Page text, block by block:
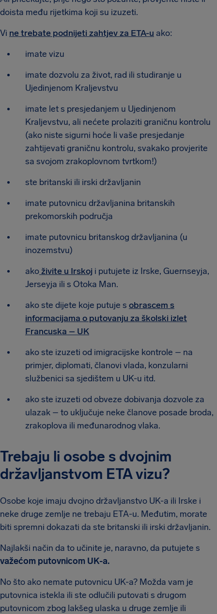
doista među rijetkima koji su izuzeti.
Vi ne trebate podnijeti zahtjev za ETA-u ako:
imate vizu
imate dozvolu za život, rad ili studiranje u
Ujedinjenom Kraljevstvu
imate let s presjedanjem u Ujedinjenom
Kraljevstvu, ali nećete prolaziti graničnu kontrolu
(ako niste sigurni hoće li vaše presjedanje
zahtijevati graničnu kontrolu, svakako provjerite
sa svojom zrakoplovnom tvrtkom!)
ste britanski ili irski državljanin
imate putovnicu državljanina britanskih
prekomorskih područja
imate putovnicu britanskog državljanina (u
inozemstvu)
akoživite u Irskoj i putujete iz Irske, Guernseyja,
Jerseyja ili s Otoka Man.
ako ste dijete koje putuje s obrascem s
informacijama o putovanju za školski izlet
Francuska – UK
ako ste izuzeti od imigracijske kontrole – na
primjer, diplomati, članovi vlada, konzularni
službenici sa sjedištem u UK-u itd.
ako ste izuzeti od obveze dobivanja dozvole za
ulazak – to uključuje neke članove posade broda,
zrakoplova ili međunarodnog vlaka.
Trebaju li osobe s dvojnim
državljanstvom ETA vizu?
Osobe koje imaju dvojno državljanstvo UK-a ili Irske i
neke druge zemlje ne trebaju ETA-u. Međutim, morate
biti spremni dokazati da ste britanski ili irski državljanin.
Najlakši način da to učinite je, naravno, da putujete s
važećom putovnicom UK-a.
No što ako nemate putovnicu UK-a? Možda vam je
putovnica istekla ili ste odlučili putovati s drugom
putovnicom zbog lakšeg ulaska u druge zemlje ili